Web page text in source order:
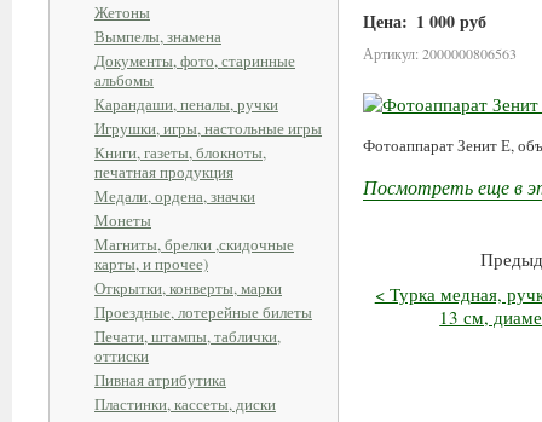
Жетоны
Вымпелы, знамена
Документы, фото, старинные
альбомы
Карандаши, пеналы, ручки
Игрушки, игры, настольные игры
Книги, газеты, блокноты,
печатная продукция
Медали, ордена, значки
Монеты
Магниты, брелки ,скидочные
карты, и прочее)
Открытки, конверты, марки
Проездные, лотерейные билеты
Печати, штампы, таблички,
оттиски
Пивная атрибутика
Пластинки, кассеты, диски
Цена: 1 000 руб
Артикул: 2000000806563
Фотоаппарат Зенит Е,
Посмотреть еще в
< Турка медная,
13 см,